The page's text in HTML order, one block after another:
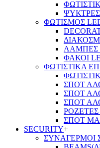
ΨΥΚΤΡΕΣ
ΦΩΤΙΣΜΟΣ
ΛΑΜΠΕΣ
ΦΑΚΟΙ
ΦΩΤΙΣΤΙΚΑ
ΣΠΟΤ
ΣΠΟΤ
ΣΠΟΤ
ΣΠΟΤ
SECURITY+
ΣΥΝΑΓΕΡΜΟΙ